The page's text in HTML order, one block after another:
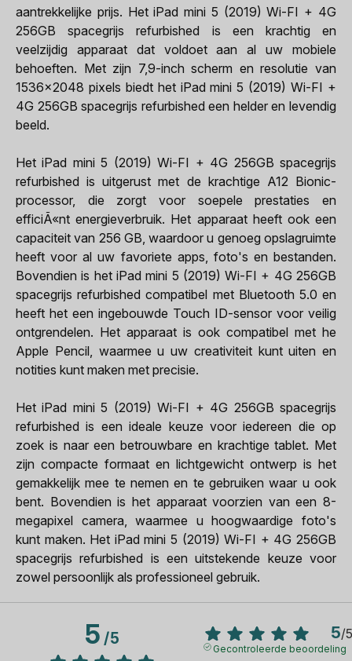
aantrekkelijke prijs. Het iPad mini 5 (2019) Wi-FI + 4G
256GB spacegrijs refurbished is een krachtig en
veelzijdig apparaat dat voldoet aan al uw mobiele
behoeften. Met zijn 7,9-inch scherm en resolutie van
1536x2048 pixels biedt het iPad mini 5 (2019) Wi-FI +
4G 256GB spacegrijs refurbished een helder en levendig
beeld.
Het iPad mini 5 (2019) Wi-FI + 4G 256GB spacegrijs
refurbished is uitgerust met de krachtige A12 Bionic-
processor, die zorgt voor soepele prestaties en
efficiÃ«nt energieverbruik. Het apparaat heeft ook een
capaciteit van 256 GB, waardoor u genoeg opslagruimte
heeft voor al uw favoriete apps, foto's en bestanden.
Bovendien is het iPad mini 5 (2019) Wi-FI + 4G 256GB
spacegrijs refurbished compatibel met Bluetooth 5.0 en
heeft het een ingebouwde Touch ID-sensor voor veilig
ontgrendelen. Het apparaat is ook compatibel met he
Apple Pencil, waarmee u uw creativiteit kunt uiten en
notities kunt maken met precisie.
Het iPad mini 5 (2019) Wi-FI + 4G 256GB spacegrijs
refurbished is een ideale keuze voor iedereen die op
zoek is naar een betrouwbare en krachtige tablet. Met
zijn compacte formaat en lichtgewicht ontwerp is het
gemakkelijk mee te nemen en te gebruiken waar u ook
bent. Bovendien is het apparaat voorzien van een 8-
megapixel camera, waarmee u hoogwaardige foto's
kunt maken. Het iPad mini 5 (2019) Wi-FI + 4G 256GB
spacegrijs refurbished is een uitstekende keuze voor
zowel persoonlijk als professioneel gebruik.
5/5 5/5
Gecontroleerde beoordeling